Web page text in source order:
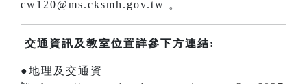
cw120@ms.cksmh.gov.tw 。
交通資訊及教室位置詳參下方連結:
●地理及交通資